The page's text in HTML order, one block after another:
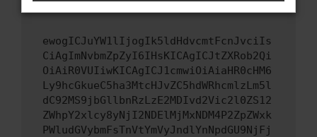
ewogICJuYW1lIjogIk5ldHdvcmtFcnJvciIs
CiAgImNvbmZpZyI6IHsKICAgICJtZXRob2Qi
OiAiR0VUIiwKICAgICJ1cmwiOiAiaHR0cHM6
Ly9hcGkueC5ha3MtcHJvZC5hdWRhcmlzLm5l
dC92MS9jbGllbnRzLzE2MDIvd2Vic2l0ZS12
ZWhpY2xlcy8yNjI2NDElMjMxNDM4P2ZpZWxk
PWludGVybmFsTnVtYmVyJndlYnNpdGU9NjFj